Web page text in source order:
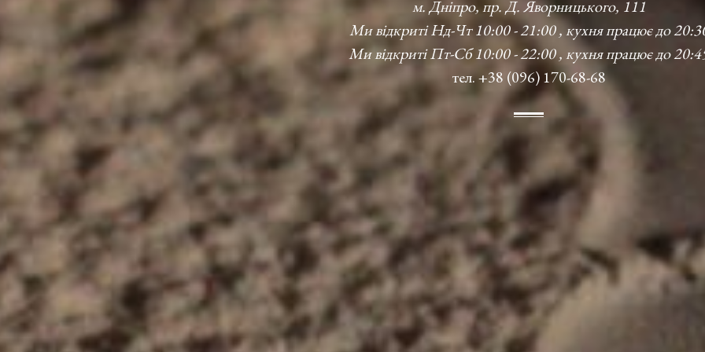
м. Дніпро, пр. Д. Яворницького, 111
Ми відкриті Нд-Чт 10:00 - 21:00 , кухня працює до
Ми відкриті Пт-Сб 10:00 - 22:00 , кухня працює до
тел. +38 (096) 170-68-68